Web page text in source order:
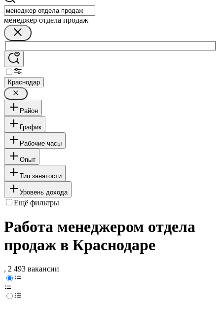
менеджер отдела продаж
Краснодар
Район
График
Рабочие часы
Опыт
Тип занятости
Уровень дохода
Ещё фильтры
Работа менеджером отдела
продаж в Краснодаре
, 2 493 вакансии